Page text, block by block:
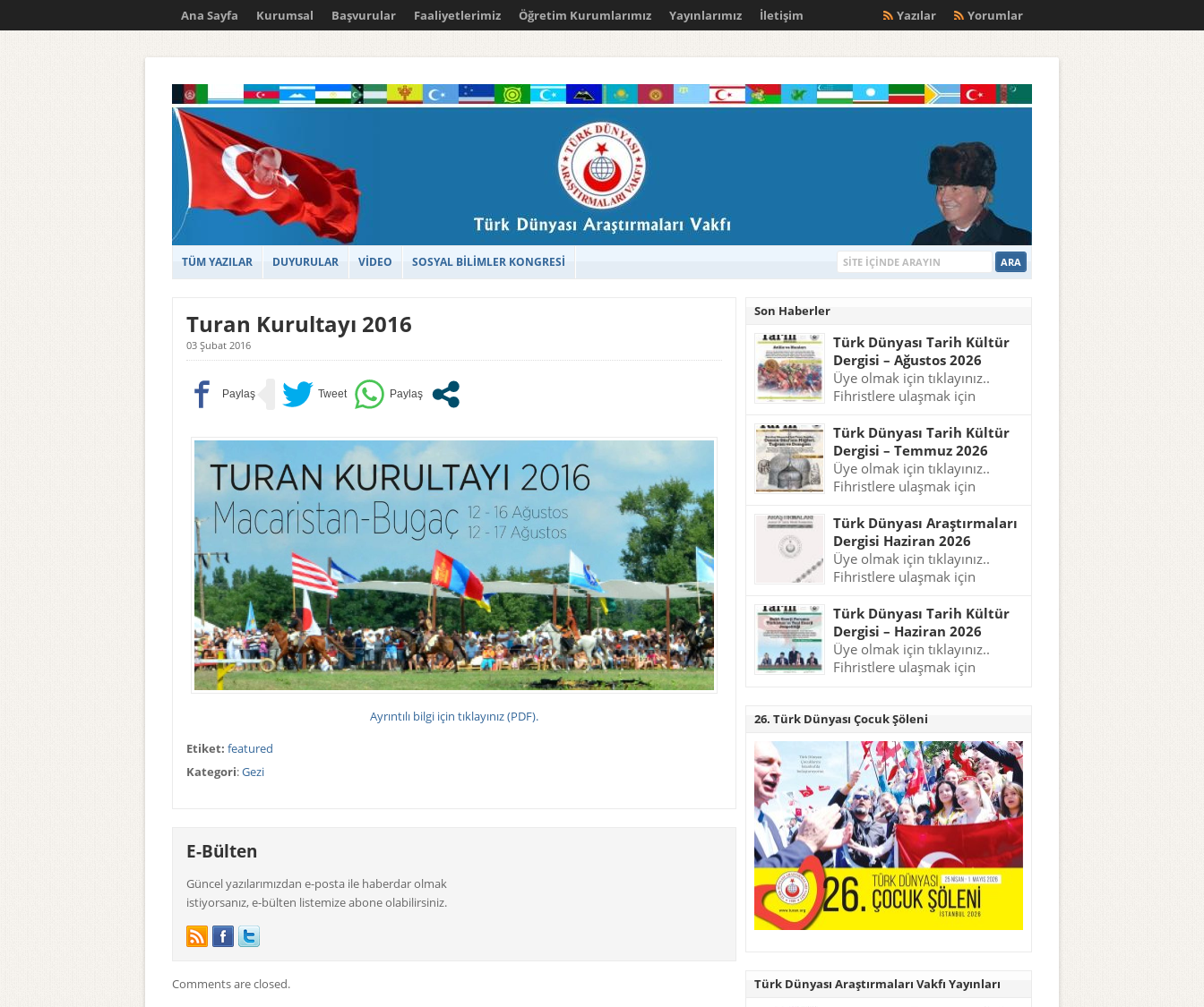
Ana Sayfa Kurumsal Başvurular Faaliyetlerimiz Öğretim Kurumlarımız Yayınlarımız İletişim Yorumlar
Yazılar
TÜM YAZILAR DUYURULAR VİDEO SOSYAL BİLİMLER KONGRESİ
Turan Kurultayı 2016
03 Şubat 2016
Ayrıntılı bilgi için tıklayınız (PDF).
Etiket: featured
Kategori:Gezi
E-Bülten
Güncel yazılarımızdan e-posta ile haberdar olmak
istiyorsanız, e-bülten listemize abone olabilirsiniz.
Comments are closed.
Son Haberler
Türk Dünyası Tarih Kültür
Dergisi – Ağustos 2026
Üye olmak için tıklayınız..
Fihristlere ulaşmak için
Türk Dünyası Tarih Kültür
Dergisi – Temmuz 2026
Üye olmak için tıklayınız..
Fihristlere ulaşmak için
Türk Dünyası Araştırmaları
Dergisi Haziran 2026
Üye olmak için tıklayınız..
Fihristlere ulaşmak için
Türk Dünyası Tarih Kültür
Dergisi – Haziran 2026
Üye olmak için tıklayınız..
Fihristlere ulaşmak için
26. Türk Dünyası Çocuk Şöleni
Türk Dünyası Araştırmaları Vakfı Yayınları